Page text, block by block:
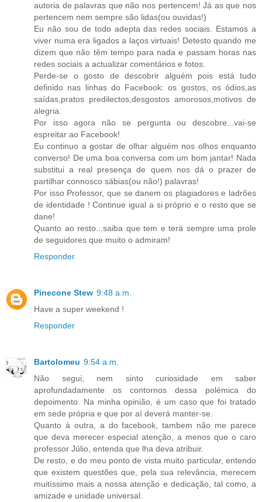
autoria de palavras que não nos pertencem! Já as que nos
pertencem nem sempre são lidas(ou ouvidas!)
Eu não sou de todo adepta das redes sociais. Estamos a
viver numa era ligados a laços virtuais! Detesto quando me
dizem que não têm tempo para nada e passam horas nas
redes sociais a actualizar comentários e fotos.
Perde-se o gosto de descobrir alguém pois está tudo
definido nas linhas do Facebook: os gostos, os ódios,as
saídas,pratos predilectos,desgostos amorosos,motivos de
alegria.
Por isso agora não se pergunta ou descobre...vai-se
espreitar ao Facebook!
Eu continuo a gostar de olhar alguém nos olhos enquanto
converso! De uma boa conversa com um bom jantar! Nada
substitui a real presença de quem nos dá o prazer de
partilhar connosco sábias(ou não!) palavras!
Por isso Professor, que se danem os plagiadores e ladrões
de identidade ! Continue igual a si próprio e o resto que se
dane!
Quanto ao resto...saiba que tem e terá sempre uma prole
de seguidores que muito o admiram!
Responder
Pinecone Stew 9:48 a.m.
Have a super weekend !
Responder
Bartolomeu 9:54 a.m.
Não segui, nem sinto curiosidade em saber
aprofundadamente os contornos dessa polémica do
depoimento. Na minha opinião, é um caso que foi tratado
em sede própria e que por aí deverá manter-se.
Quanto à outra, a do facebook, tambem não me parece
que deva merecer especial atenção, a menos que o caro
professor Júlio, entenda que lha deva atribuir.
De resto, e do meu ponto de vista muito particular, entendo
que existem questões que, pela sua relevância, merecem
muitíssimo mais a nossa atenção e dedicação, tal como, a
amizade e unidade universal.